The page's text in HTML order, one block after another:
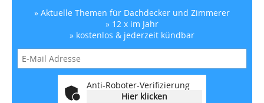
» Aktuelle Themen für Dachdecker und Zimmerer
» 12 x im Jahr
» kostenlos & jederzeit kündbar
Anti-Roboter-Verifizierung
Hier klicken